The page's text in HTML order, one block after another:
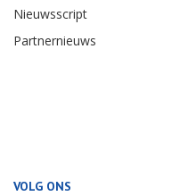
Nieuwsscript
Partnernieuws
VOLG ONS